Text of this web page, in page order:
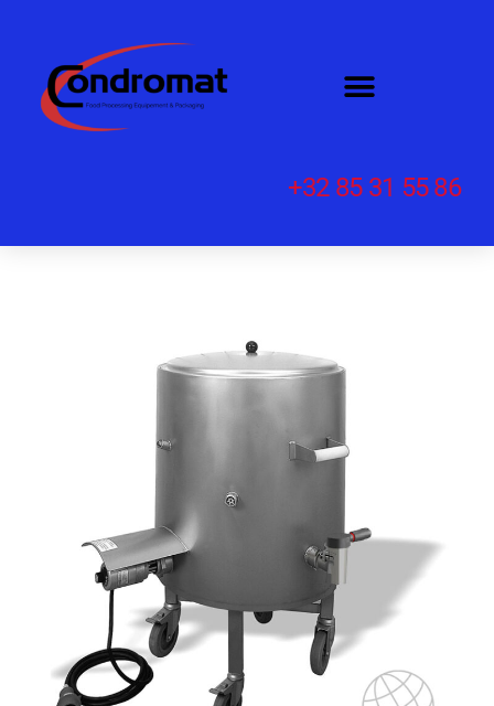
+32 85 31 55 86